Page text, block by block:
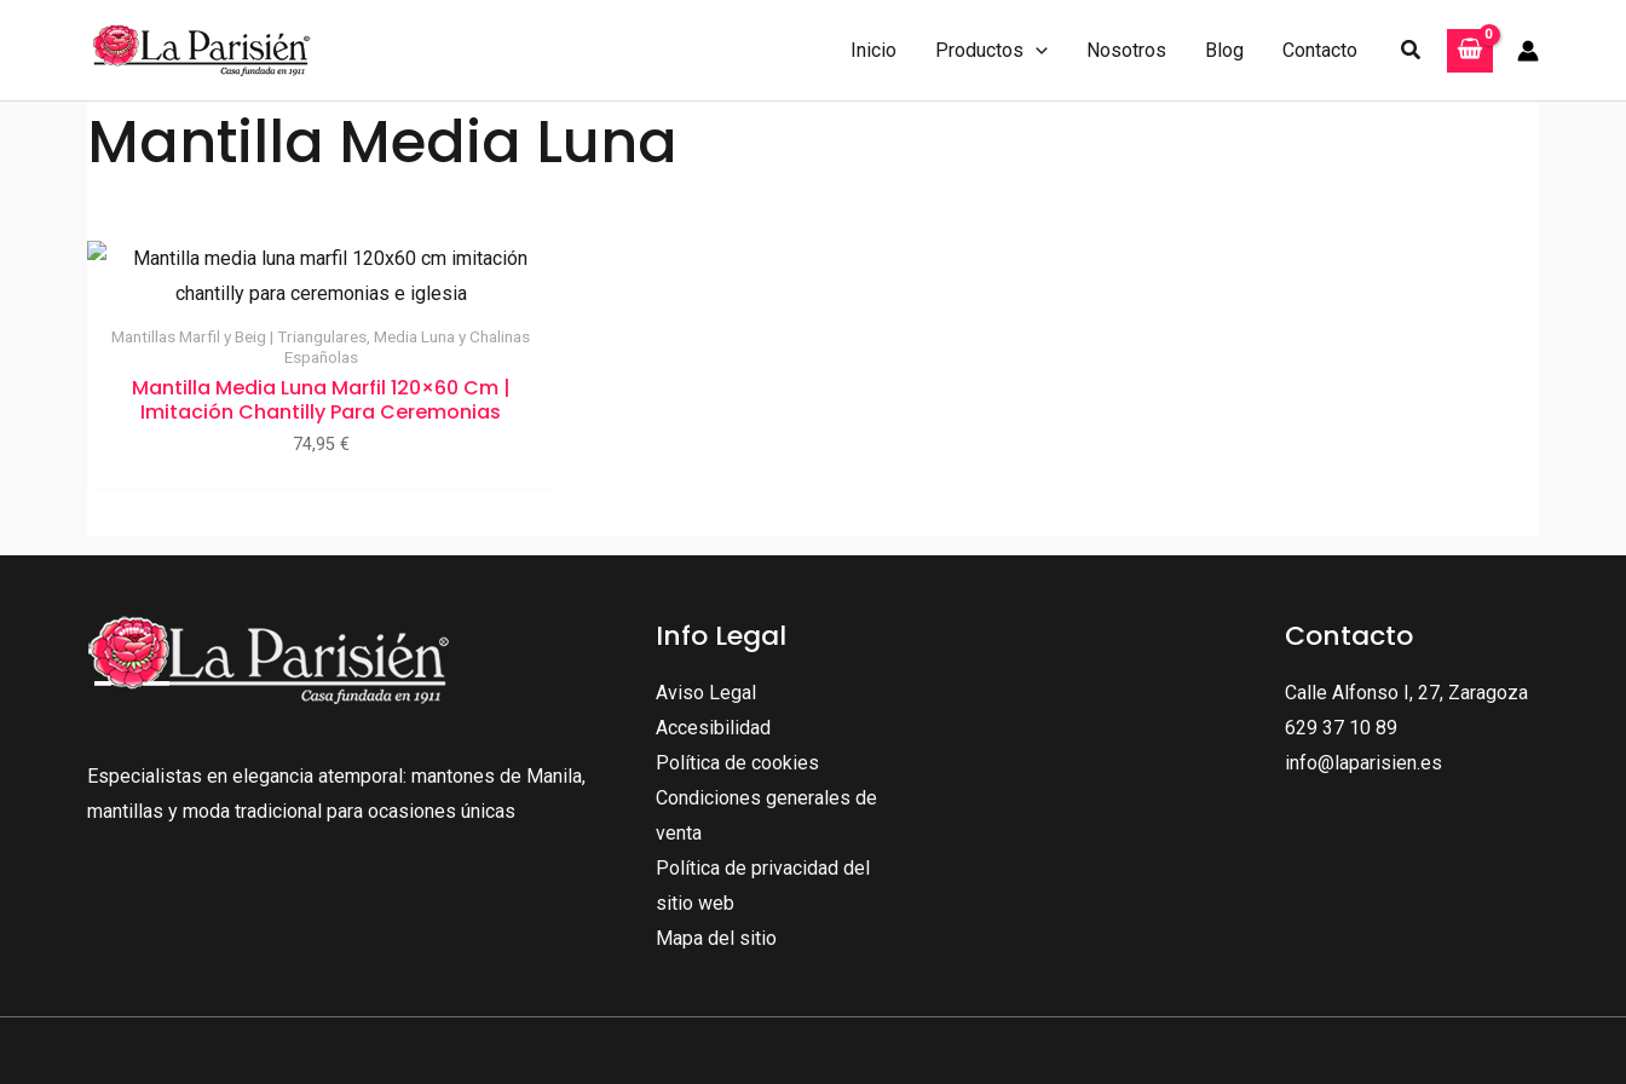
Inicio Productos Nosotros Blog Contacto Buscar
Mantilla Media Luna
Mantillas Marfil y Beig | Triangulares, Media Luna y Chalinas
Españolas
Mantilla Media Luna Marfil 120×60 Cm |
Imitación Chantilly Para Ceremonias
74,95 €
Especialistas en elegancia atemporal: mantones de Manila,
mantillas y moda tradicional para ocasiones únicas
Info Legal
Aviso Legal
Accesibilidad
Política de cookies
Condiciones generales de
venta
Política de privacidad del
sitio web
Mapa del sitio
Contacto
Calle Alfonso I, 27, Zaragoza
629 37 10 89
info@laparisien.es